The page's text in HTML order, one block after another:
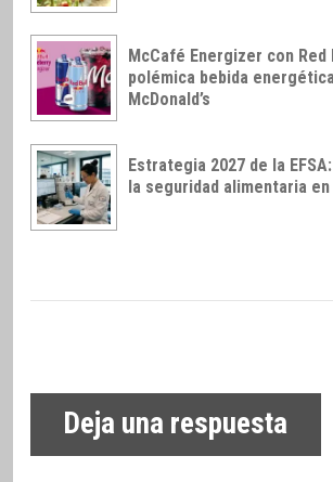
McCafé Energizer con Red
polémica bebida
McDonald’s
Estrategia 2027 de la
la seguridad alimentaria en
Deja una respuesta